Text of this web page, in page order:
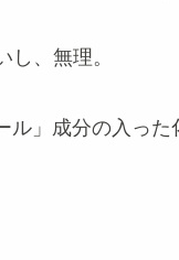
し、無理。
」成分の入った